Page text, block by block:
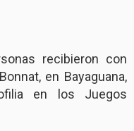
recibieron con
en Bayaguana,
en los Juegos